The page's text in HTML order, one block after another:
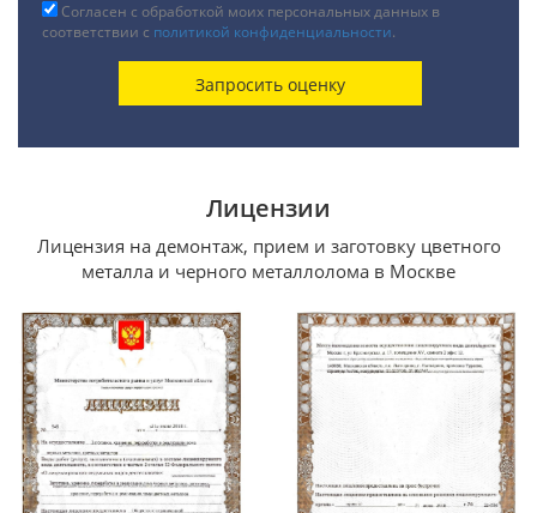
Согласен с обработкой моих персональных данных в
соответствии с политикой конфиденциальности.
Лицензии
Лицензия на демонтаж, прием и заготовку цветного
металла и черного металлолома в Москве